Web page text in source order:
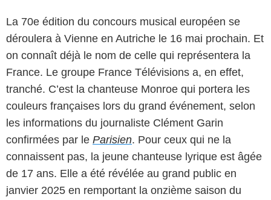
La 70e édition du concours musical européen se
déroulera à Vienne en Autriche le 16 mai prochain. Et
on connaît déjà le nom de celle qui représentera la
France. Le groupe France Télévisions a, en effet,
tranché. C’est la chanteuse Monroe qui portera les
couleurs françaises lors du grand événement, selon
les informations du journaliste Clément Garin
confirmées par le Parisien. Pour ceux qui ne la
connaissent pas, la jeune chanteuse lyrique est âgée
de 17 ans. Elle a été révélée au grand public en
janvier 2025 en remportant la onzième saison du